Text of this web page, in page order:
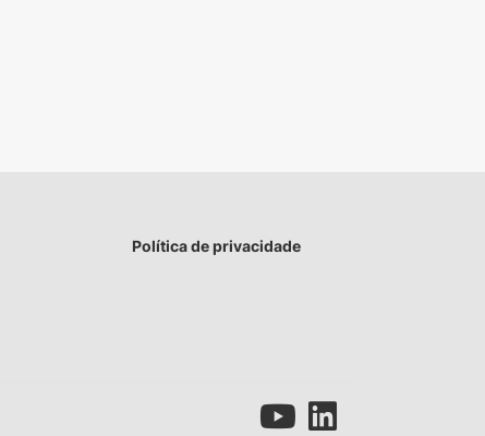
Política de privacidade